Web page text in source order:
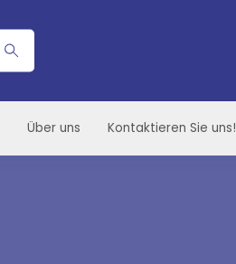
Über uns Kontaktieren Sie uns!